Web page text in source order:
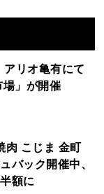
アリオ亀有にて
場」が開催
肉 こじま 金町
バック開催中、
額に